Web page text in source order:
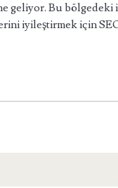
geliyor. Bu bölgedeki
iyileştirmek için